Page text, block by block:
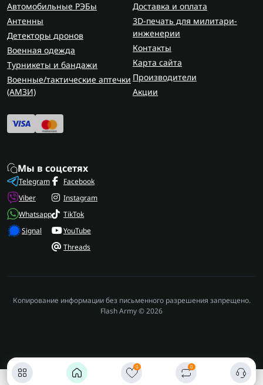
0 0
Автомобильные РЭБы
Антенны
Детекторы дронов
Военная одежда
Турникеты и бандажи
Военные/тактические аптечки
(AMЗИ)
Доставка и оплата
3D-печать для милитари-
инженерии
Контакты
Карта сайта
Производители
Акции
Мы в соцсетях
Telegram
Viber
Whatsapp
Signal
Facebook
Instagram
TikTok
YouTube
Threads
Копирование информации без письменного разрешения запрещено.
Flash Army © 2026